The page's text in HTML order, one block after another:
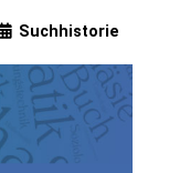
Suchhistorie